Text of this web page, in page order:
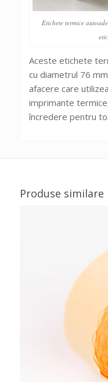
Etichete termice
Aceste etichete
cu diametrul 76
afacere care
imprimante
încredere pentru
Produse similare